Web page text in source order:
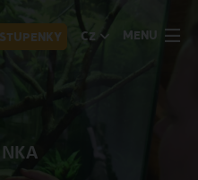
CZ MENU